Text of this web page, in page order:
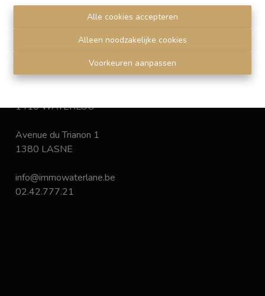
Alle cookies accepteren
Alleen noodzakelijke cookies
Voorkeuren aanpassen
déontologiede l'Institut professionnel des agents
Privacy statement
1410 WATERLOO
Avenue du Trianon 1
1380 LASNE
info@immowaterlane.be
02.42.777.21